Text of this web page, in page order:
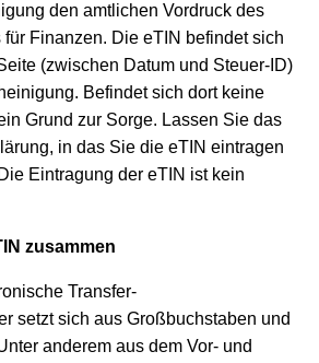
den amtlichen Vordruck des
Finanzen. Die eTIN befindet sich
(zwischen Datum und Steuer-ID)
Befindet sich dort keine
Grund zur Sorge. Lassen Sie das
in das Sie die eTIN eintragen
Eintragung der eTIN ist kein
zusammen
Transfer-
setzt sich aus Großbuchstaben und
anderem aus dem Vor- und